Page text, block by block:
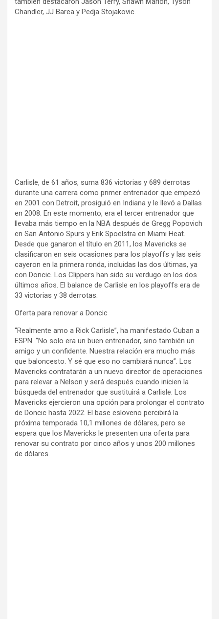
Chandler, JJ Barea y Pedja Stojakovic.
Carlisle, de 61 años, suma 836 victorias y 689 derrotas
durante una carrera como primer entrenador que empezó
en 2001 con Detroit, prosiguió en Indiana y le llevó a Dallas
en 2008. En este momento, era el tercer entrenador que
llevaba más tiempo en la NBA después de Gregg Popovich
en San Antonio Spurs y Erik Spoelstra en Miami Heat.
Desde que ganaron el título en 2011, los Mavericks se
clasificaron en seis ocasiones para los playoffs y las seis
cayeron en la primera ronda, incluidas las dos últimas, ya
con Doncic. Los Clippers han sido su verdugo en los dos
últimos años. El balance de Carlisle en los playoffs era de
33 victorias y 38 derrotas.
Oferta para renovar a Doncic
“Realmente amo a Rick Carlisle”, ha manifestado Cuban a
ESPN. “No solo era un buen entrenador, sino también un
amigo y un confidente. Nuestra relación era mucho más
que baloncesto. Y sé que eso no cambiará nunca”. Los
Mavericks contratarán a un nuevo director de operaciones
para relevar a Nelson y será después cuando inicien la
búsqueda del entrenador que sustituirá a Carlisle. Los
Mavericks ejercieron una opción para prolongar el contrato
de Doncic hasta 2022. El base esloveno percibirá la
próxima temporada 10,1 millones de dólares, pero se
espera que los Mavericks le presenten una oferta para
renovar su contrato por cinco años y unos 200 millones
de dólares.